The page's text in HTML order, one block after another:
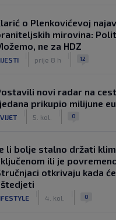
o Plenkovićevoj
mirovina:
ne za HDZ
prije 8 h 12
novi radar na
prikupio milijune
5. kol. 0
li bolje stalno držati
ili je
otkrivaju kada
4. kol. 0